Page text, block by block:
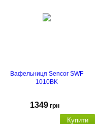
Вафельниця Sencor SWF
1010BK
1349 грн
Купити